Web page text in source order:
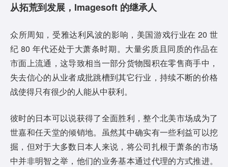
从拓荒到发展，Imagesoft 的继承人
众所周知，受雅达利风波的影响，美国游戏行业在 20 世
纪 80 年代还处于大萧条时期。大量劣质且同质的作品在
市面上流通，这导致相当一部分货物囤积在零售商手中，
失去信心的从业者成批跳槽到其它行业，持续不断的价格
战使得只有很少的人能从中获利。
彼时的日本可以说获得了全面胜利，整个北美市场成为了
世嘉和任天堂的倾销地。虽然其中确实有一些利益可以挖
掘，但对于大多数日本人来说，将公司扎根于萧条的市场
中并非明智之举，他们的业务基本通过代理的方式推进。